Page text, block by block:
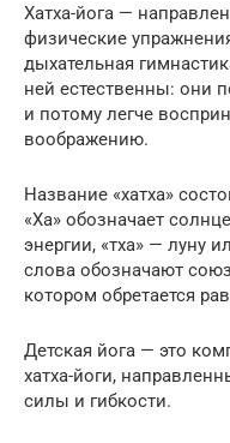
Хатха-йога —
физические
дыхательная
ней естественны: они
и потому легче
воображению.
Название «хатха»
«Ха» обозначает
энергии, «тха» — луну
слова обозначают
котором обретается
Детская йога — это
хатха-йоги,
силы и гибкости.